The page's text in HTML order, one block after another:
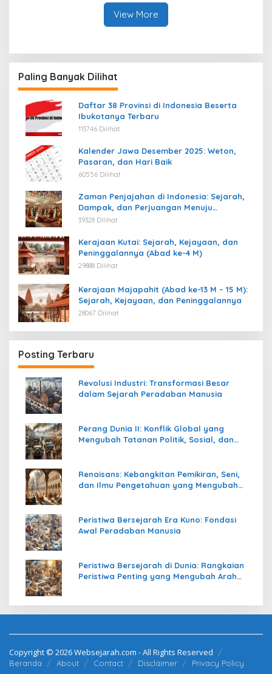
View More
Paling Banyak Dilihat
Daftar 38 Provinsi di Indonesia Beserta
Ibukotanya Terbaru
113746 Dilihat
Kalender Jawa Desember 2025: Weton,
Pasaran, dan Hari Baik
60556 Dilihat
Zaman Penjajahan di Indonesia: Sejarah,
Dampak, dan Perjuangan Menuju
Kemerdekaan
39328 Dilihat
Kerajaan Kutai: Sejarah, Kejayaan, dan
Peninggalannya (Abad ke-4 M)
29888 Dilihat
Kerajaan Majapahit (Abad ke-13 M – 15 M):
Sejarah, Kejayaan, dan Peninggalannya
28067 Dilihat
Posting Terbaru
Revolusi Industri: Transformasi Besar
dalam Sejarah Peradaban Manusia
Perang Dunia II: Konflik Global yang
Mengubah Tatanan Politik, Sosial, dan
Renaisans: Kebangkitan Pemikiran, Seni,
dan Ilmu Pengetahuan yang Mengubah
Peristiwa Bersejarah Era Kuno: Fondasi
Awal Peradaban Manusia
Peristiwa Bersejarah di Dunia: Rangkaian
Peristiwa Penting yang Mengubah Arah
Copyright © 2026 Websejarah.com - All Rights Reserved
Beranda About Contact Disclaimer Privacy Policy